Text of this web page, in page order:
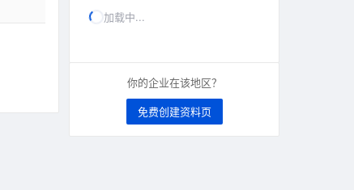
加载中...
你的企业在该地区？
免费创建资料页